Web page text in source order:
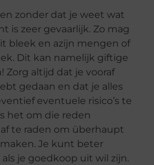
zonder dat je weet wat
is zeer gevaarlijk. Zo mag
bleek en azijn mengen of
Dit kan namelijk giftige
Zorg altijd dat je vooraf
gedaan en dat je alles
eventuele risico’s te
het om die reden
te raden om überhaupt
Je kunt beter
je goedkoop uit wil zijn.